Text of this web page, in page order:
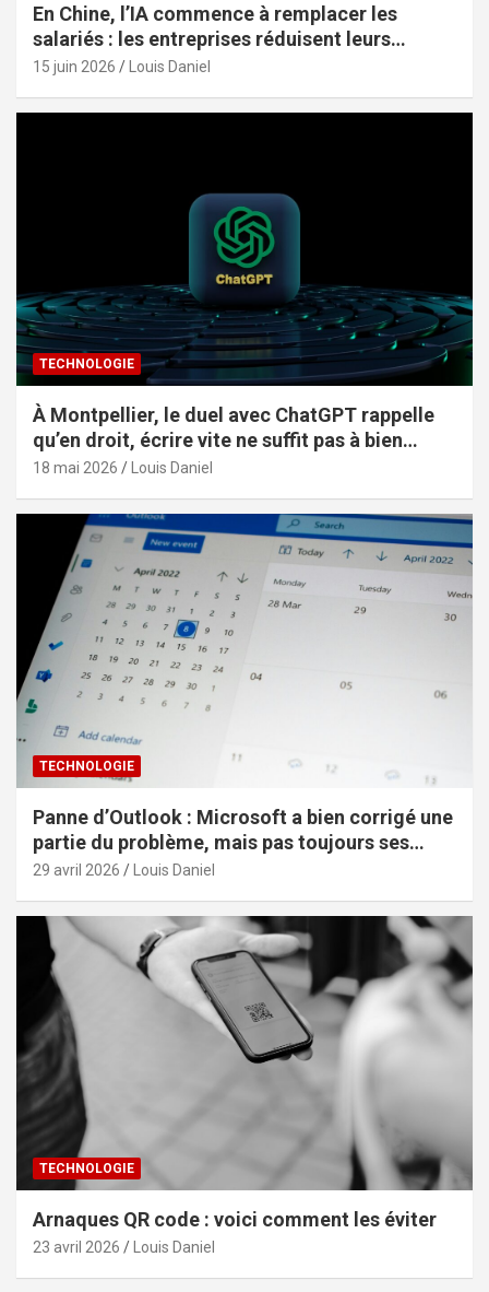
En Chine, l’IA commence à remplacer les
salariés : les entreprises réduisent leurs
effectifs sans le dire
15 juin 2026 Louis Daniel
TECHNOLOGIE
À Montpellier, le duel avec ChatGPT rappelle
qu’en droit, écrire vite ne suffit pas à bien
constituer
18 mai 2026 Louis Daniel
TECHNOLOGIE
Panne d’Outlook : Microsoft a bien corrigé une
partie du problème, mais pas toujours ses
effets
29 avril 2026 Louis Daniel
TECHNOLOGIE
Arnaques QR code : voici comment les éviter
23 avril 2026 Louis Daniel